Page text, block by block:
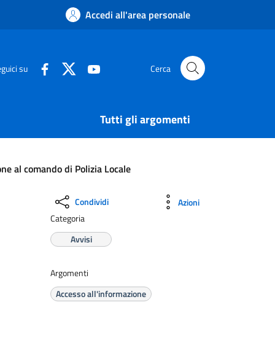
Accedi all'area personale
su Cerca
Tutti gli argomenti
al comando di Polizia Locale
Argomenti
Accesso all'informazione
Categoria
Avvisi
Condividi Azioni